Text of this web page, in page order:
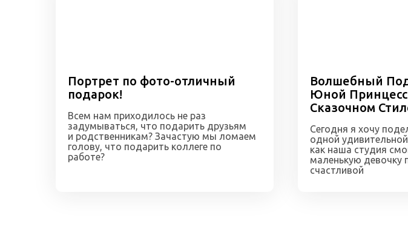
Сегодня я хочу
одной
как наша студия
маленькую девочку
счастливой
Волшебный
Юной
Сказочном
Всем нам приходилось не раз
задумываться, что подарить друзьям
и родственникам? Зачастую мы ломаем
голову, что подарить коллеге по
работе?
Портрет по фото-отличный
подарок!